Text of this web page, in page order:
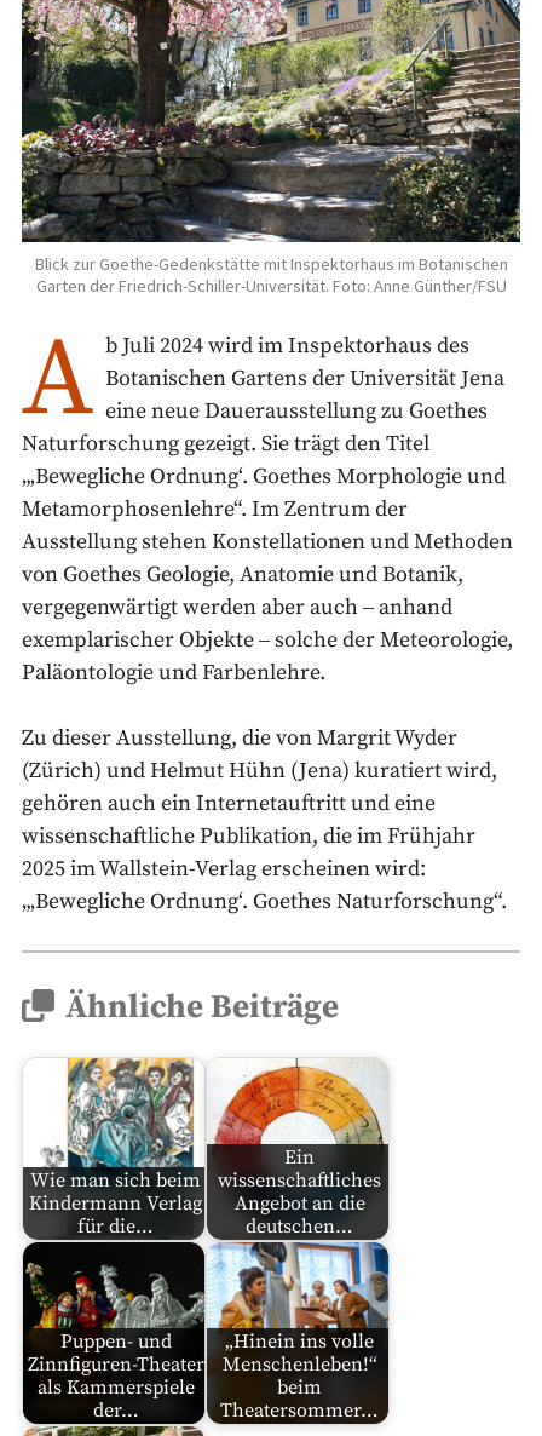
Blick zur Goethe-Gedenkstätte mit Inspektorhaus im Botanischen
Garten der Friedrich-Schiller-Universität. Foto: Anne Günther/FSU
A b Juli 2024 wird im Inspektorhaus des
Botanischen Gartens der Universität Jena
eine neue Dauerausstellung zu Goethes
Naturforschung gezeigt. Sie trägt den Titel
„‚Bewegliche Ordnung‘. Goethes Morphologie und
Metamorphosenlehre“. Im Zentrum der
Ausstellung stehen Konstellationen und Methoden
von Goethes Geologie, Anatomie und Botanik,
vergegenwärtigt werden aber auch ‒ anhand
exemplarischer Objekte ‒ solche der Meteorologie,
Paläontologie und Farbenlehre.
Zu dieser Ausstellung, die von Margrit Wyder
(Zürich) und Helmut Hühn (Jena) kuratiert wird,
gehören auch ein Internetauftritt und eine
wissenschaftliche Publikation, die im Frühjahr
2025 im Wallstein-Verlag erscheinen wird:
„‚Bewegliche Ordnung‘. Goethes Naturforschung“.
Ähnliche Beiträge
Wie man sich beim
Kindermann Verlag
für die…
Ein
wissenschaftliches
Angebot an die
deutschen…
Puppen- und
Zinnfiguren-Theater
als Kammerspiele
der…
„Hinein ins volle
Menschenleben!“
beim
Theatersommer…